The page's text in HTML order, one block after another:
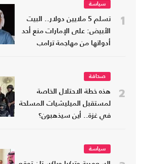
1
سياسة
تسلم 5 ملايين دولار.. البيت
الأبيض: على الإمارات منع أحد
أدواتها من مهاجمة ترامب
2
صحافة
هذه خطة الاحتلال الخاصة
لمستقبل الميليشيات المسلحة
في غزة.. أين سيذهبون؟
سياسة